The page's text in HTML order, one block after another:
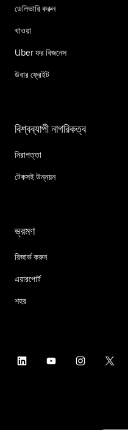
ডেলিভারি করুন
খাওয়া
Uber ফর বিজনেস
উবার ফ্রেইট
বিশ্বব্যাপী নাগরিকত্ব
নিরাপত্তা
টেকসই উন্নয়ন
ভ্রমণ
রিজার্ভ করুন
এয়ারপোর্ট
শহর